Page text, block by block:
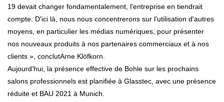
19 devait changer fondamentalement, l'entreprise en tiendrait
compte. D'ici là, nous nous concentrerons sur l'utilisation d'autres
moyens, en particulier les médias numériques, pour présenter
nos nouveaux produits à nos partenaires commerciaux et à nos
clients », conclutArne Klöfkorn.
Aujourd'hui, la présence effective de Bohle sur les prochains
salons professionnels est planifiée à Glasstec, avec une présence
réduite et BAU 2021 à Munich.